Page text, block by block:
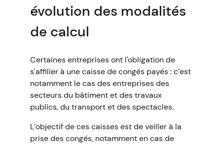
évolution des modalités
de calcul
Certaines entreprises ont l'obligation de
s'affilier à une caisse de congés payés : c’est
notamment le cas des entreprises des
secteurs du bâtiment et des travaux
publics, du transport et des spectacles.
L’objectif de ces caisses est de veiller à la
prise des congés, notamment en cas de